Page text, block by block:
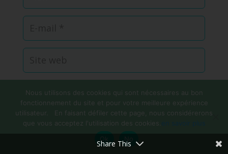
dans le navigateur pour mon prochain commentaire.
Soumettre le commentaire
Share This
Nous utilisons des cookies qui sont nécessaires au bon
fonctionnement du site et pour votre meilleure expérience
utilisateur. En faisant défiler cette page, nous considérerons
que vous acceptez l'utilisation des cookies.
Ok
No